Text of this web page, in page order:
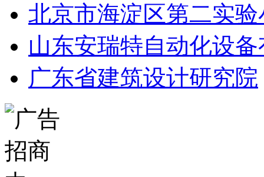
北京市海淀区第二实验
山东安瑞特自动化设
广东省建筑设计研究院